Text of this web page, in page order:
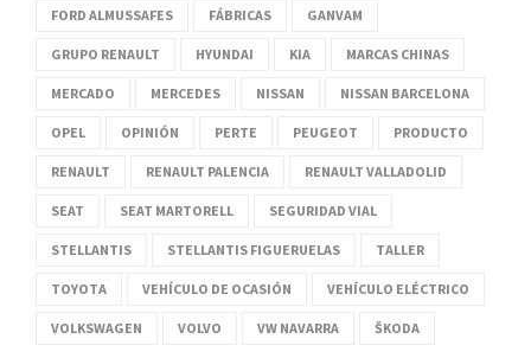
FORD ALMUSSAFES FÁBRICAS GANVAM
GRUPO RENAULT HYUNDAI KIA MARCAS CHINAS
MERCADO MERCEDES NISSAN NISSAN BARCELONA
OPEL OPINIÓN PERTE PEUGEOT PRODUCTO
RENAULT RENAULT PALENCIA RENAULT VALLADOLID
SEAT SEAT MARTORELL SEGURIDAD VIAL
STELLANTIS STELLANTIS FIGUERUELAS TALLER
TOYOTA VEHÍCULO DE OCASIÓN VEHÍCULO ELÉCTRICO
VOLKSWAGEN VOLVO VW NAVARRA ŠKODA